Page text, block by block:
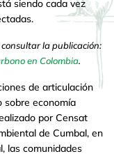
siendo cada vez
la publicación:
en Colombia.
de articulación
sobre economía
por Censat
de Cumbal, en
las comunidades